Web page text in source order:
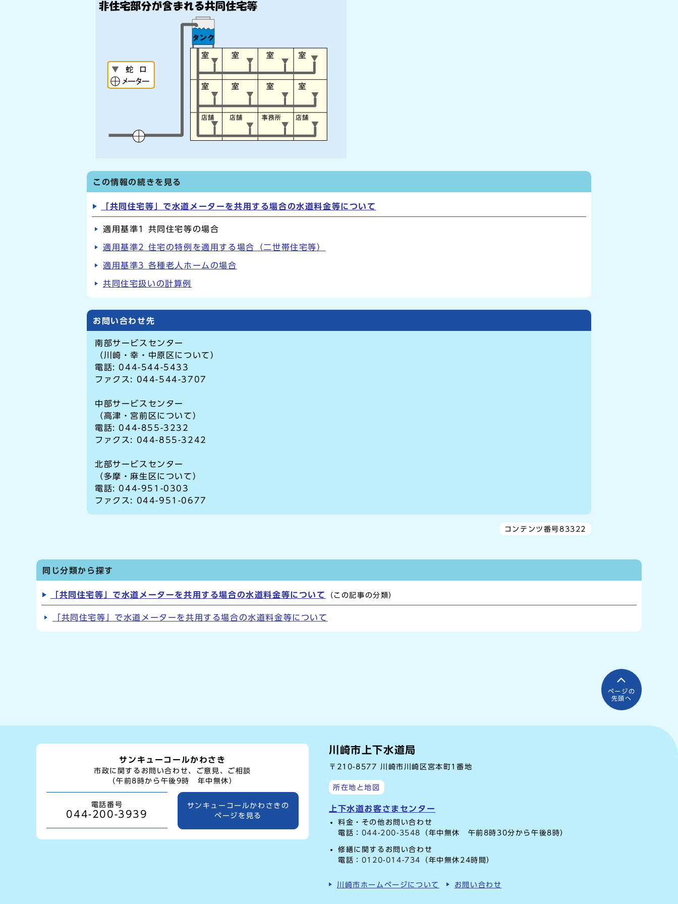
この情報の続きを見る
「共同住宅等」で水道メーターを共用する場合の水道料金等について
適用基準1 共同住宅等の場合
適用基準2 住宅の特例を適用する場合（二世帯住宅等）
適用基準3 各種老人ホームの場合
共同住宅扱いの計算例
お問い合わせ先
南部サービスセンター
（川崎・幸・中原区について）
電話: 044-544-5433
ファクス: 044-544-3707
中部サービスセンター
（高津・宮前区について）
電話: 044-855-3232
ファクス: 044-855-3242
北部サービスセンター
（多摩・麻生区について）
電話: 044-951-0303
ファクス: 044-951-0677
コンテンツ番号83322
同じ分類から探す
「共同住宅等」で水道メーターを共用する場合の水道料金等について （この記事の分類）
「共同住宅等」で水道メーターを共用する場合の水道料金等について
ページの
先頭へ
サンキューコールかわさき
市政に関するお問い合わせ、ご意見、ご相談
（午前8時から午後9時 年中無休）
電話番号
044-200-3939
サンキューコールかわさきの
ページを見る
川崎市上下水道局
〒210-8577 川崎市川崎区宮本町1番地
所在地と地図
上下水道お客さまセンター
料金・その他お問い合わせ
電話： 044-200-3548 （年中無休 午前8時30分から午後8時）
修繕に関するお問い合わせ
電話： 0120-014-734 （年中無休24時間）
川崎市ホームページについて お問い合わせ